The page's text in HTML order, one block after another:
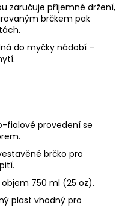
zaručuje příjemné držení,
brčkem pak
do myčky nádobí –
fialové provedení se
brčko pro
objem 750 ml (25 oz).
plast vhodný pro